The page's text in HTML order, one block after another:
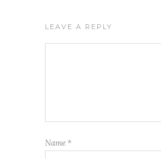
LEAVE A REPLY
Name *